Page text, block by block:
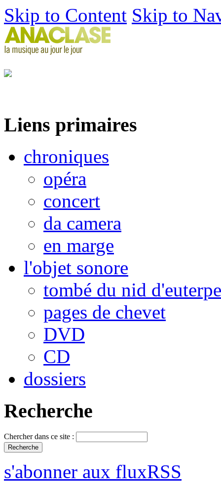
Skip to Content Skip to
Liens primaires
chroniques
opéra
concert
da camera
en marge
l'objet sonore
tombé du nid d'euterpe
pages de chevet
DVD
CD
dossiers
Recherche
Chercher dans ce site :
s'abonner aux fluxRSS